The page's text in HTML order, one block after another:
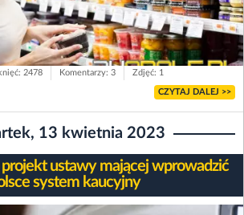
2478 Komentarzy: 3 Zdjęć: 1
CZYTAJ DALEJ >>
13 kwietnia 2023
projekt ustawy mającej wprowadzić
system kaucyjny